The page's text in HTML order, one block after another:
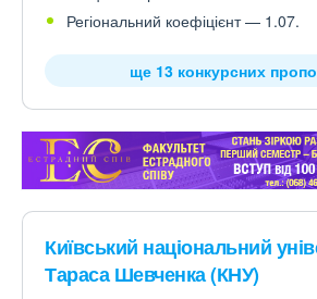
Регіональний коефіцієнт — 1.07.
ще 13 конкурсних
Київський національний
Тараса Шевченка (КНУ)